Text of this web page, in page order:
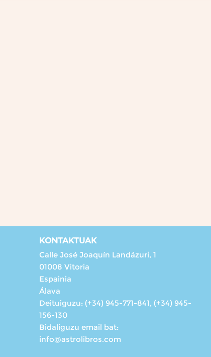
KONTAKTUAK
Calle José Joaquín Landázuri, 1
01008 Vitoria
Espainia
Álava
Deituiguzu: (+34) 945-771-841, (+34) 945-
156-130
Bidaliguzu email bat:
info@astrolibros.com